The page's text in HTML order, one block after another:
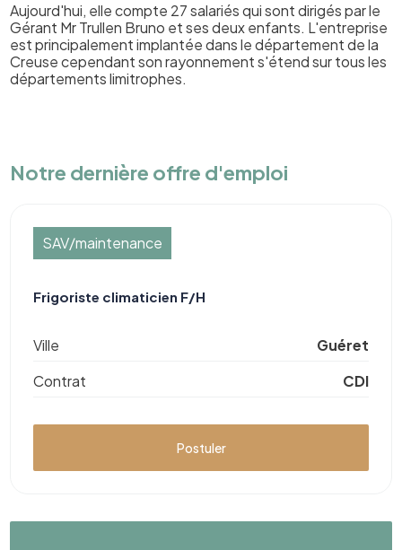
Aujourd'hui, elle compte 27 salariés qui sont dirigés par le
Gérant Mr Trullen Bruno et ses deux enfants. L'entreprise
est principalement implantée dans le département de la
Creuse cependant son rayonnement s'étend sur tous les
départements limitrophes.
Notre dernière offre d'emploi
SAV/maintenance
Frigoriste climaticien F/H
Ville
Guéret
Contrat
CDI
Postuler